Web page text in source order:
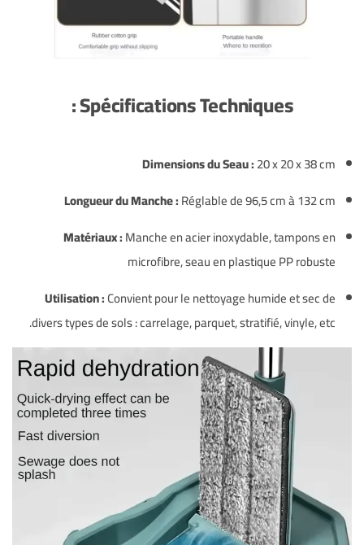
Spécifications Techniques :
Dimensions du Seau :20 x 20 x 38 cm
Longueur du Manche :Réglable de 96,5 cm à 132 cm
Matériaux :Manche en acier inoxydable, tampons en
microfibre, seau en plastique PP robuste
Utilisation :Convient pour le nettoyage humide et sec de
divers types de sols : carrelage, parquet, stratifié, vinyle, etc.